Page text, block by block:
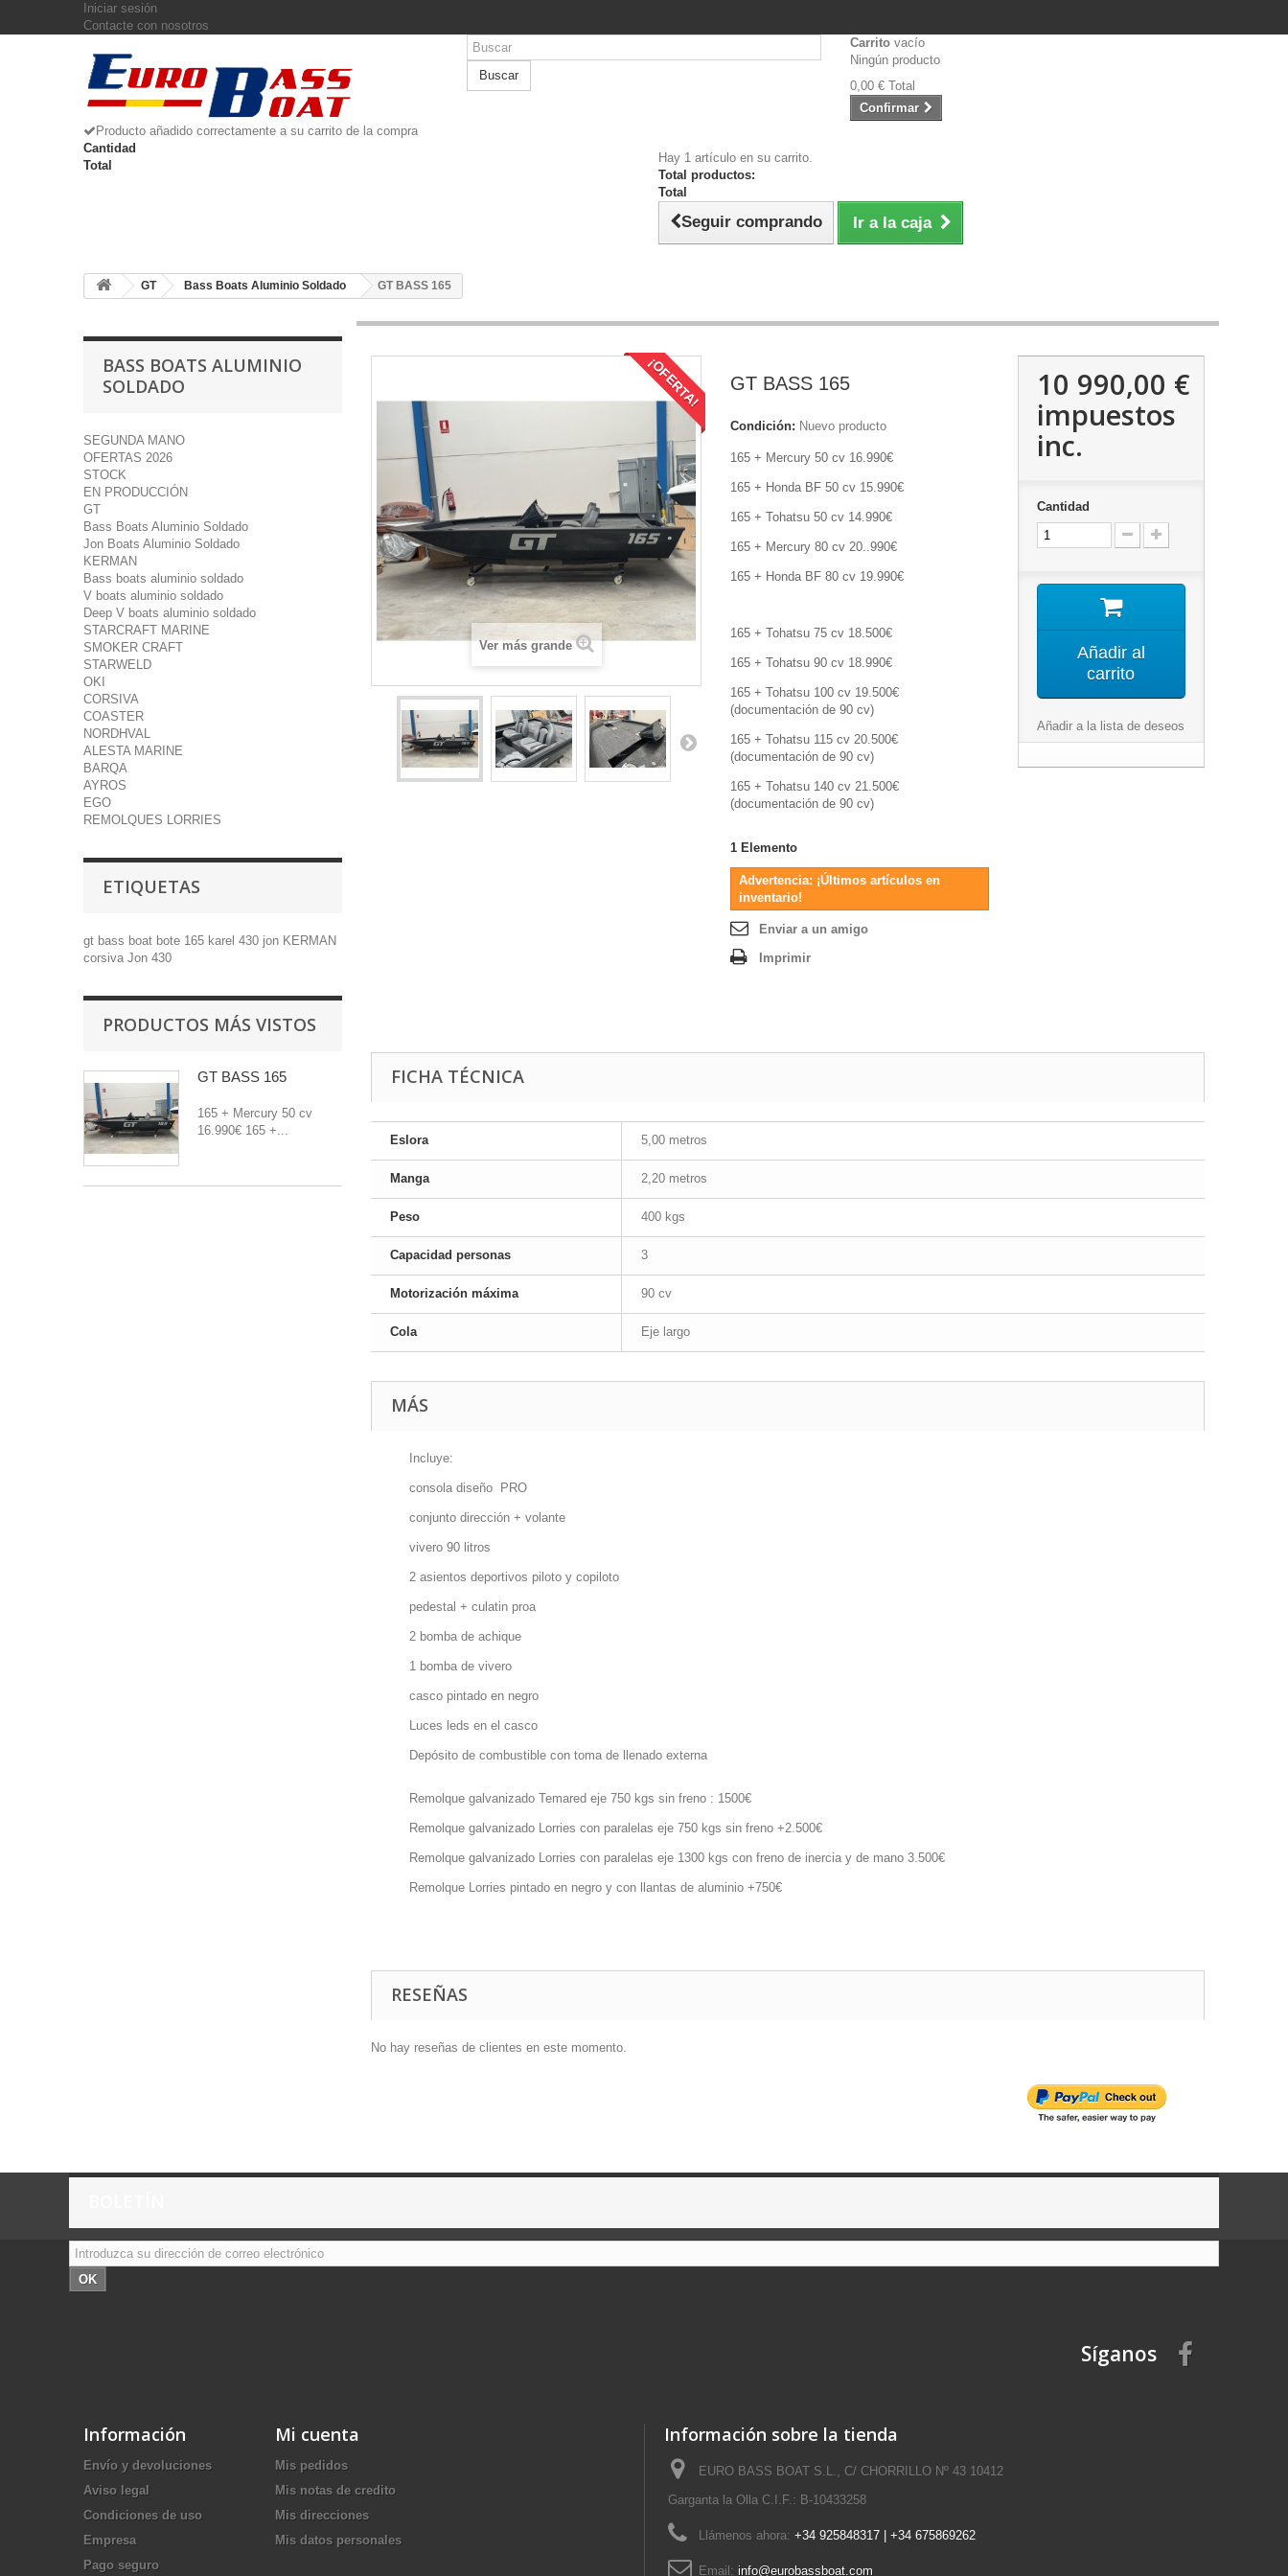
Iniciar sesión
Contacte con nosotros
Buscar
Carrito vacío
Ningún producto
0,00 € Total
Confirmar
Producto añadido correctamente a su carrito de la compra
Cantidad
Total
Hay 1 artículo en su carrito.
Total productos:
Total
Seguir comprando Ir a la caja
GT Bass Boats Aluminio Soldado GT BASS 165
BASS BOATS ALUMINIO
SOLDADO
SEGUNDA MANO
OFERTAS 2026
STOCK
EN PRODUCCIÓN
GT
Bass Boats Aluminio Soldado
Jon Boats Aluminio Soldado
KERMAN
Bass boats aluminio soldado
V boats aluminio soldado
Deep V boats aluminio soldado
STARCRAFT MARINE
SMOKER CRAFT
STARWELD
OKI
CORSIVA
COASTER
NORDHVAL
ALESTA MARINE
BARQA
AYROS
EGO
REMOLQUES LORRIES
ETIQUETAS
gt bass boat bote 165 karel 430 jon KERMAN
corsiva Jon 430
PRODUCTOS MÁS VISTOS
GT BASS 165
165 + Mercury 50 cv
16.990€ 165 +...
¡OFERTA!
Ver más grande
GT BASS 165
Condición: Nuevo producto
165 + Mercury 50 cv 16.990€
165 + Honda BF 50 cv 15.990€
165 + Tohatsu 50 cv 14.990€
165 + Mercury 80 cv 20..990€
165 + Honda BF 80 cv 19.990€
165 + Tohatsu 75 cv 18.500€
165 + Tohatsu 90 cv 18.990€
165 + Tohatsu 100 cv 19.500€
(documentación de 90 cv)
165 + Tohatsu 115 cv 20.500€
(documentación de 90 cv)
165 + Tohatsu 140 cv 21.500€
(documentación de 90 cv)
1 Elemento
Advertencia: ¡Últimos artículos en
inventario!
Enviar a un amigo
Imprimir
10 990,00 €
impuestos
inc.
Cantidad
Añadir al
carrito
Añadir a la lista de deseos
FICHA TÉCNICA
Eslora 5,00 metros
Manga 2,20 metros
Peso 400 kgs
Capacidad personas 3
Motorización máxima 90 cv
Cola Eje largo
MÁS
Incluye:
consola diseño PRO
conjunto dirección + volante
vivero 90 litros
2 asientos deportivos piloto y copiloto
pedestal + culatin proa
2 bomba de achique
1 bomba de vivero
casco pintado en negro
Luces leds en el casco
Depósito de combustible con toma de llenado externa
Remolque galvanizado Temared eje 750 kgs sin freno : 1500€
Remolque galvanizado Lorries con paralelas eje 750 kgs sin freno +2.500€
Remolque galvanizado Lorries con paralelas eje 1300 kgs con freno de inercia y de mano 3.500€
Remolque Lorries pintado en negro y con llantas de aluminio +750€
RESEÑAS
No hay reseñas de clientes en este momento.
OK
Síganos
Información
Envío y devoluciones
Aviso legal
Condiciones de uso
Empresa
Pago seguro
Mi cuenta
Mis pedidos
Mis notas de credito
Mis direcciones
Mis datos personales
Información sobre la tienda
EURO BASS BOAT S.L., C/ CHORRILLO Nº 43 10412
Garganta la Olla C.I.F.: B-10433258
Llámenos ahora: +34 925848317 | +34 675869262
Email: info@eurobassboat.com